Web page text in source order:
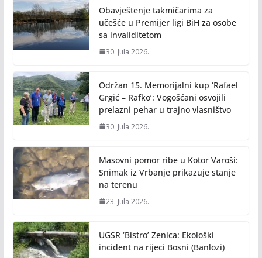
Obavještenje takmičarima za
učešće u Premijer ligi BiH za osobe
sa invaliditetom
30. Jula 2026.
Održan 15. Memorijalni kup ‘Rafael
Grgić – Rafko’: Vogošćani osvojili
prelazni pehar u trajno vlasništvo
30. Jula 2026.
Masovni pomor ribe u Kotor Varoši:
Snimak iz Vrbanje prikazuje stanje
na terenu
23. Jula 2026.
UGSR ‘Bistro’ Zenica: Ekološki
incident na rijeci Bosni (Banlozi)